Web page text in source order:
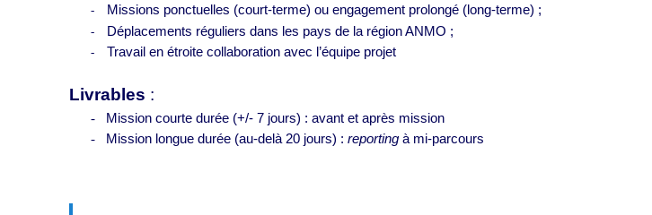
- Missions ponctuelles (court-terme) ou engagement prolongé (long-terme) ;
- Déplacements réguliers dans les pays de la région ANMO ;
- Travail en étroite collaboration avec l’équipe projet
Livrables :
-
Mission courte durée (+/- 7 jours) : avant et après mission
-
Mission longue durée (au-delà 20 jours) : reporting à mi-parcours